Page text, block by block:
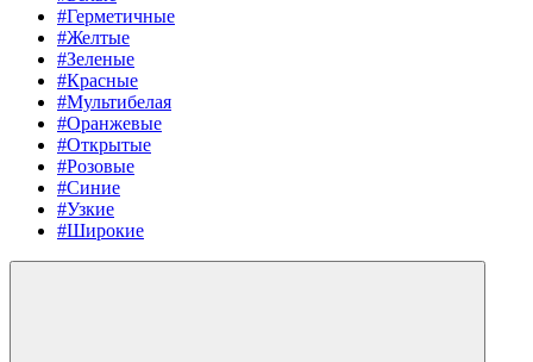
#Герметичные
#Желтые
#Зеленые
#Красные
#Мультибелая
#Оранжевые
#Открытые
#Розовые
#Синие
#Узкие
#Широкие